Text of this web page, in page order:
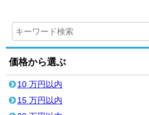
価格から選ぶ
10 万円以内
15 万円以内